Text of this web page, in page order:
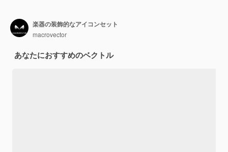
楽器の装飾的なアイコンセット
macrovector
あなたにおすすめのベクトル